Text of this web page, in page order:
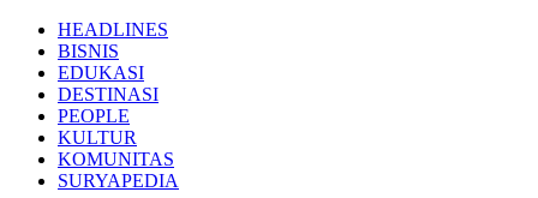
HEADLINES
BISNIS
EDUKASI
DESTINASI
PEOPLE
KULTUR
KOMUNITAS
SURYAPEDIA